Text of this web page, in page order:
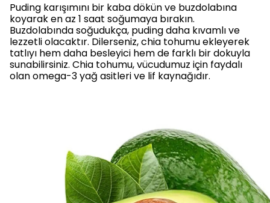
Puding karışımını bir kaba dökün ve buzdolabına
koyarak en az 1 saat soğumaya bırakın.
Buzdolabında soğudukça, puding daha kıvamlı ve
lezzetli olacaktır. Dilerseniz, chia tohumu ekleyerek
tatlıyı hem daha besleyici hem de farklı bir dokuyla
sunabilirsiniz. Chia tohumu, vücudumuz için faydalı
olan omega-3 yağ asitleri ve lif kaynağıdır.